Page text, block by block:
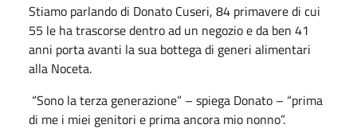
Stiamo parlando di Donato Cuseri, 84 primavere di cui
55 le ha trascorse dentro ad un negozio e da ben 41
anni porta avanti la sua bottega di generi alimentari
alla Noceta.
“Sono la terza generazione” – spiega Donato – “prima
di me i miei genitori e prima ancora mio nonno”.